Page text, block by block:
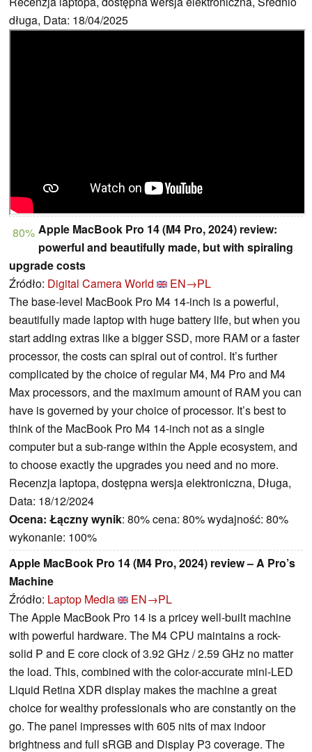
długa, Data: 18/04/2025
80% Apple MacBook Pro 14 (M4 Pro, 2024) review:
powerful and beautifully made, but with spiraling
upgrade costs
Źródło: Digital Camera World
EN→PL
The base-level MacBook Pro M4 14-inch is a powerful,
beautifully made laptop with huge battery life, but when you
start adding extras like a bigger SSD, more RAM or a faster
processor, the costs can spiral out of control. It’s further
complicated by the choice of regular M4, M4 Pro and M4
Max processors, and the maximum amount of RAM you can
have is governed by your choice of processor. It’s best to
think of the MacBook Pro M4 14-inch not as a single
computer but a sub-range within the Apple ecosystem, and
to choose exactly the upgrades you need and no more.
Recenzja laptopa, dostępna wersja elektroniczna, Długa,
Data: 18/12/2024
Ocena: Łączny wynik: 80% cena: 80% wydajność: 80%
wykonanie: 100%
Apple MacBook Pro 14 (M4 Pro, 2024) review – A Pro’s
Machine
Źródło: Laptop Media
EN→PL
The Apple MacBook Pro 14 is a pricey well-built machine
with powerful hardware. The M4 CPU maintains a rock-
solid P and E core clock of 3.92 GHz / 2.59 GHz no matter
the load. This, combined with the color-accurate mini-LED
Liquid Retina XDR display makes the machine a great
choice for wealthy professionals who are constantly on the
go. The panel impresses with 605 nits of max indoor
brightness and full sRGB and Display P3 coverage. The